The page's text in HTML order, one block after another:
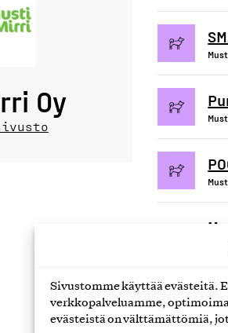
Sivustomme käyttää evästeitä.
verkkopalveluamme,
evästeistä on välttämättömiä,
Oy